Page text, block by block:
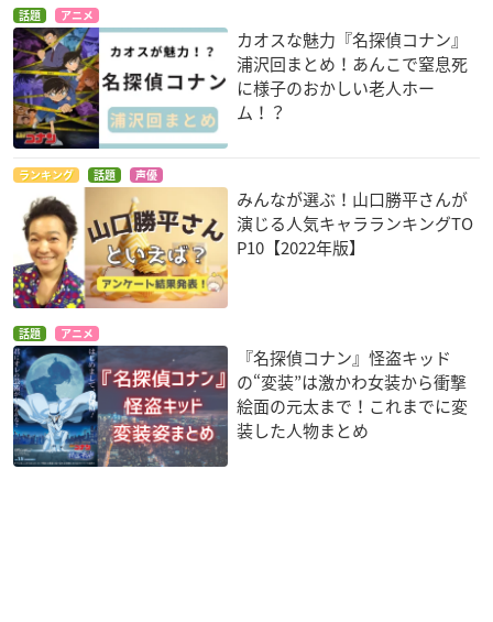
話題 アニメ
カオスな魅力『名探偵コナン』
浦沢回まとめ！あんこで窒息死
に様子のおかしい老人ホー
ム！？
ランキング 話題 声優
みんなが選ぶ！山口勝平さんが
演じる人気キャラランキングTO
P10【2022年版】
話題 アニメ
『名探偵コナン』怪盗キッド
の“変装”は激かわ女装から衝撃
絵面の元太まで！これまでに変
装した人物まとめ